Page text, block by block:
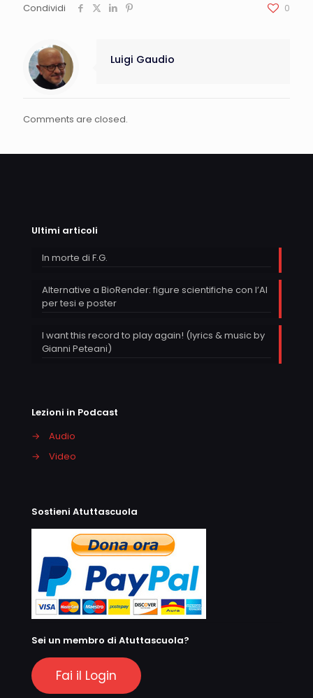
Condividi 0
Luigi Gaudio
Comments are closed.
Ultimi articoli
In morte di F.G.
Alternative a BioRender: figure scientifiche con l’AI
per tesi e poster
I want this record to play again! (lyrics & music by
Gianni Peteani)
Lezioni in Podcast
→
Audio
→
Video
Sostieni Atuttascuola
Sei un membro di Atuttascuola?
Fai il Login